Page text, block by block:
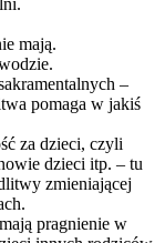
mają.
–
pomaga w jakiś
za dzieci, czyli
dzieci itp. – tu
zmieniającej
pragnienie w